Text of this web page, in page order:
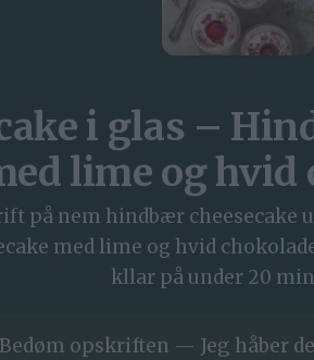
i glas –
lime og hvid
på nem hindbær cheesecake
med lime og hvid
kllar på under 20
Bedøm opskriften — Jeg håber